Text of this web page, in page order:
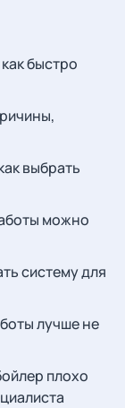
быстро
выбрать
можно
систему для
лучше не
плохо